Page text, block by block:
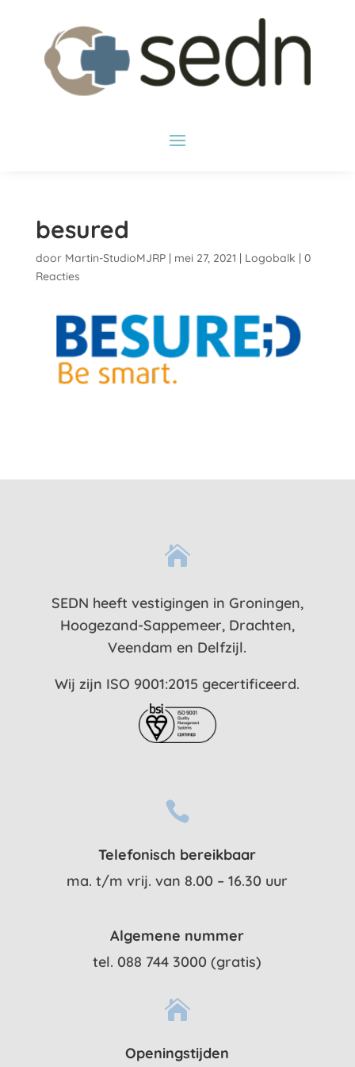
besured
door Martin-StudioMJRP| mei 27, 2021 | Logobalk | 0
Reacties

SEDN heeft vestigingen in Groningen,
Hoogezand-Sappemeer, Drachten,
Veendam en Delfzijl.
Wij zijn ISO 9001:2015 gecertificeerd.

Telefonisch bereikbaar
ma. t/m vrij. van 8.00 – 16.30 uur
Algemene nummer
tel. 088 744 3000 (gratis)

Openingstijden